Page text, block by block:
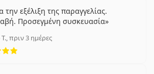
την εξέλιξη της παραγγελίας.
Προσεγμένη συσκευασία
πριν 3 ημέρες
5 αξιολογήσεις από 5